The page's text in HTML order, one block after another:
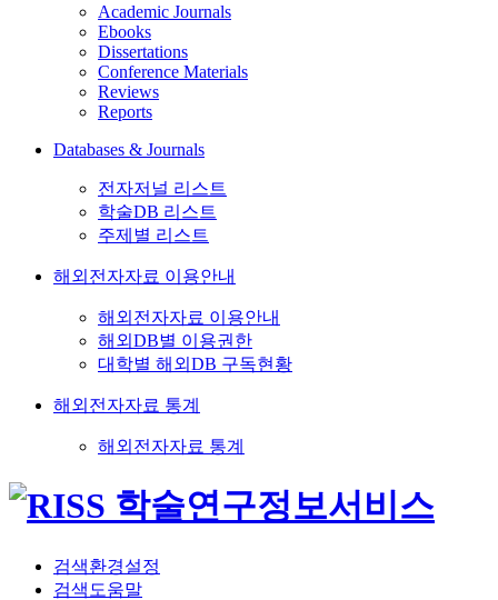
Academic Journals
Ebooks
Dissertations
Conference Materials
Reviews
Reports
Databases & Journals
전자저널 리스트
학술DB 리스트
주제별 리스트
해외전자자료 이용안내
해외전자자료 이용안내
해외DB별 이용권한
대학별 해외DB 구독현황
해외전자자료 통계
해외전자자료 통계
검색환경설정
검색도움말